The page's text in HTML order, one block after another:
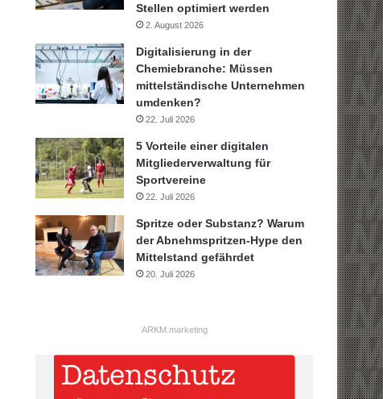
Stellen optimiert werden
2. August 2026
Digitalisierung in der
Chemiebranche: Müssen
mittelständische Unternehmen
umdenken?
22. Juli 2026
5 Vorteile einer digitalen
Mitgliederverwaltung für
Sportvereine
22. Juli 2026
Spritze oder Substanz? Warum
der Abnehmspritzen-Hype den
Mittelstand gefährdet
20. Juli 2026
ARKM.marketing